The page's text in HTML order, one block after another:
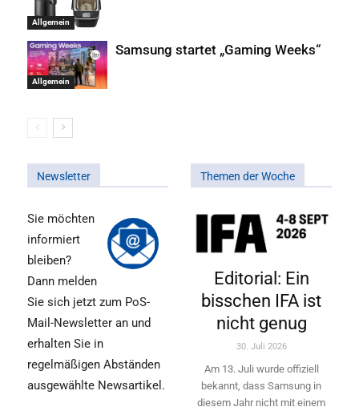
Allgemein
Allgemein
Samsung startet „Gaming Weeks“
Newsletter
Sie möchten
informiert
bleiben?
Dann melden
Sie sich jetzt zum PoS-
Mail-Newsletter an und
erhalten Sie in
regelmäßigen Abständen
ausgewählte Newsartikel.
Themen der Woche
Editorial: Ein
bisschen IFA ist
nicht genug
30. Juli 2026
Am 13. Juli wurde offiziell
bekannt, dass Samsung in
diesem Jahr nicht mit einem